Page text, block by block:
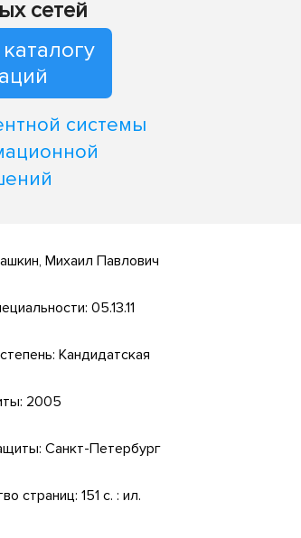
сетей
системы
Михаил Павлович
05.13.11
Кандидатская
2005
Санкт-Петербург
страниц: 151 с. : ил.